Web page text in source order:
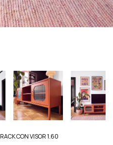
RACK CON VISOR 1.60